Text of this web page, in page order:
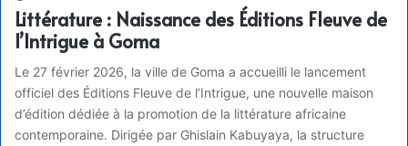
Littérature : Naissance des Éditions Fleuve de
l’Intrigue à Goma
Le 27 février 2026, la ville de Goma a accueilli le lancement
officiel des Éditions Fleuve de l’Intrigue, une nouvelle maison
d’édition dédiée à la promotion de la littérature africaine
contemporaine. Dirigée par Ghislain Kabuyaya, la structure